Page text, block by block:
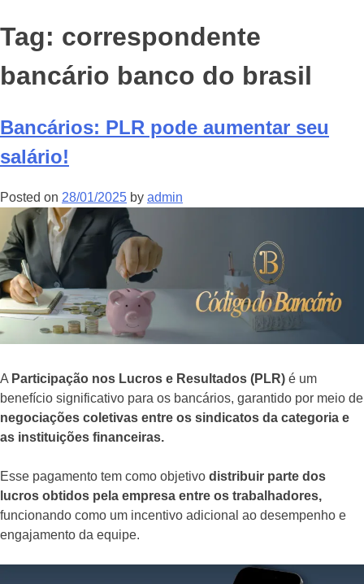
Tag: correspondente
bancário banco do brasil
Bancários: PLR pode aumentar seu
salário!
Posted on 28/01/2025 by admin
A Participação nos Lucros e Resultados (PLR) é um
benefício significativo para os bancários, garantido por meio de
negociações coletivas entre os sindicatos da categoria e
as instituições financeiras.
Esse pagamento tem como objetivo distribuir parte dos
lucros obtidos pela empresa entre os trabalhadores,
funcionando como um incentivo adicional ao desempenho e
engajamento da equipe.